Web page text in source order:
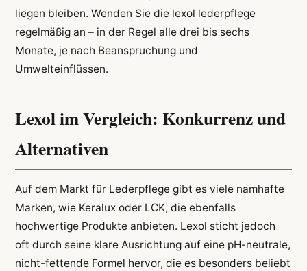
liegen bleiben. Wenden Sie die lexol lederpflege
regelmäßig an – in der Regel alle drei bis sechs
Monate, je nach Beanspruchung und
Umwelteinflüssen.
Lexol im Vergleich: Konkurrenz und
Alternativen
Auf dem Markt für Lederpflege gibt es viele namhafte
Marken, wie Keralux oder LCK, die ebenfalls
hochwertige Produkte anbieten. Lexol sticht jedoch
oft durch seine klare Ausrichtung auf eine pH-neutrale,
nicht-fettende Formel hervor, die es besonders beliebt